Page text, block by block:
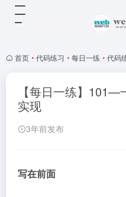
首页 • 代码练习 • 每日一练 • 代码
【每日一练】
实现
3年前发布
写在前面